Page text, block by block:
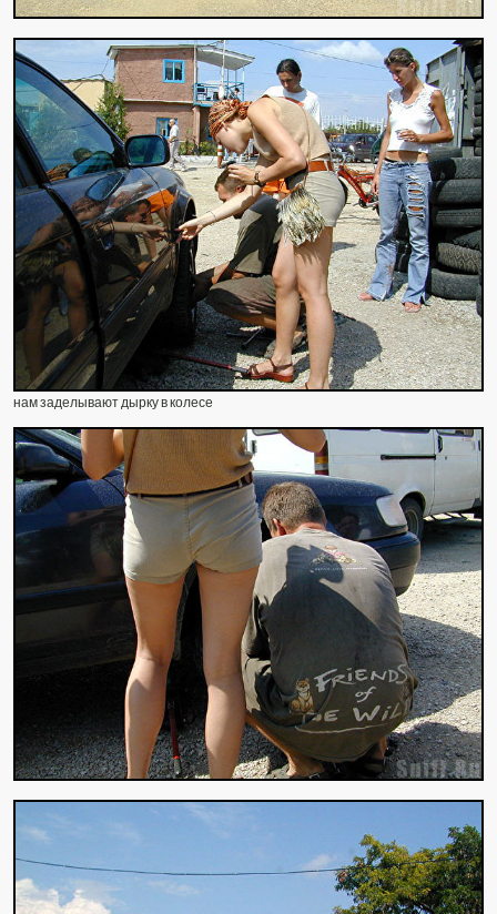
нам заделывают дырку в колесе